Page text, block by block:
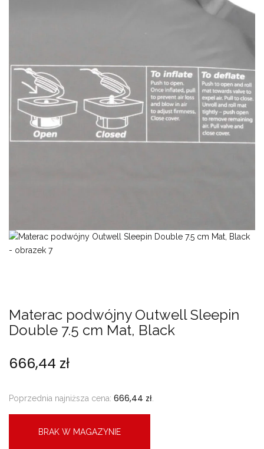
Materac podwójny Outwell Sleepin
Double 7.5 cm Mat, Black
666,44 zł
Poprzednia najniższa cena: 666,44 zł
BRAK W MAGAZYNIE